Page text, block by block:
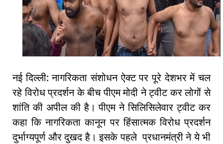
नई दिल्ली: नागरिकता संशोधन ऐक्ट पर पूरे देशभर में चल
रहे विरोध प्रदर्शन के बीच पीएम मोदी ने ट्वीट कर लोगों से
शांति की अपील की है। पीएम ने सिलिसिलेवार ट्वीट कर
कहा कि नागरिकता कानून पर हिंसात्मक विरोध प्रदर्शन
दुर्भाग्यपूर्ण और दुखद है। इसके पहले प्रधानमंत्री ने ये भी